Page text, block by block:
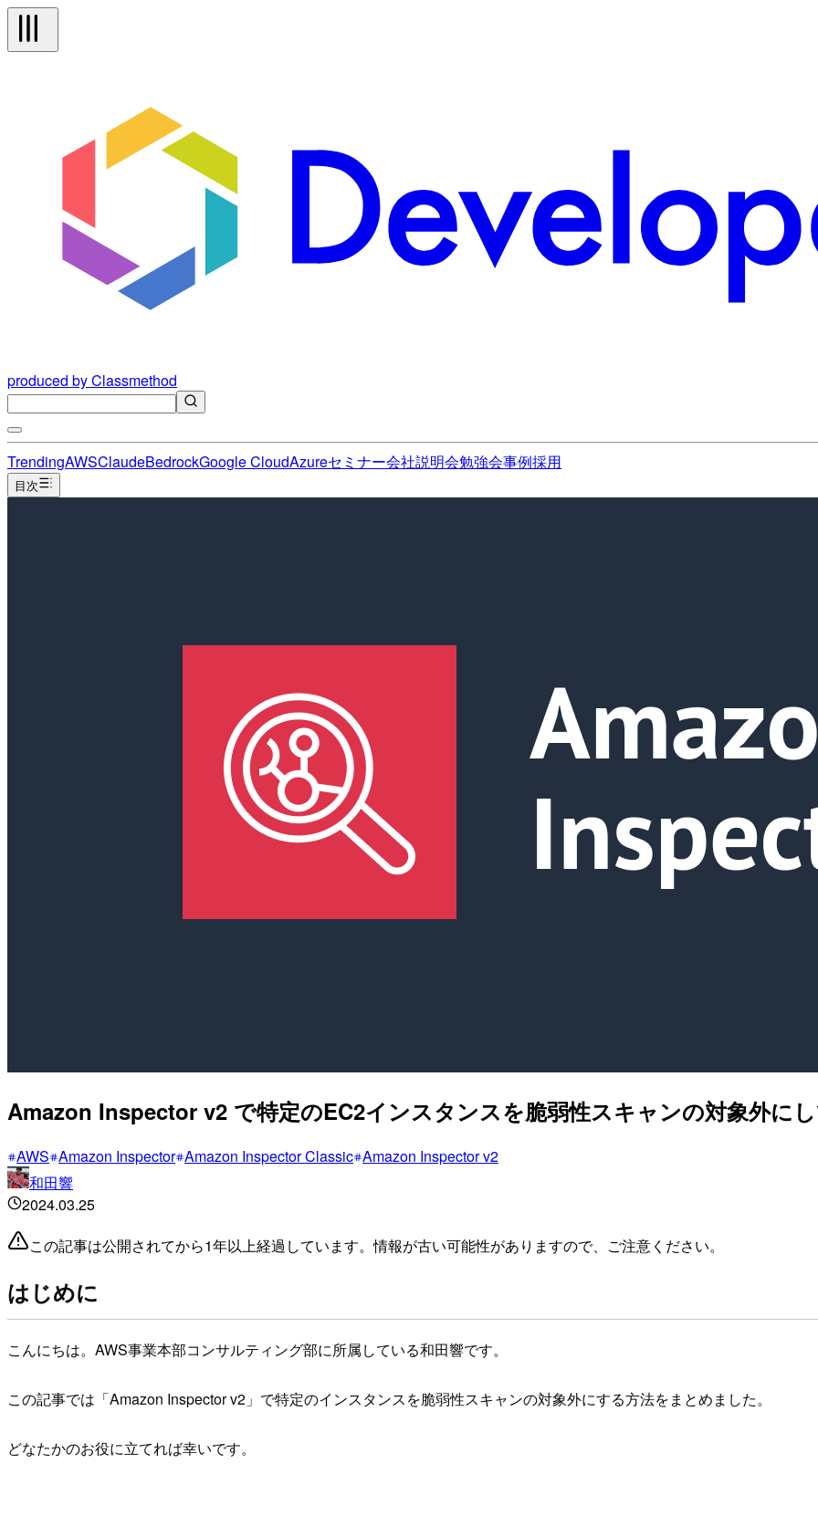
produced by Classmethod
TrendingAWSClaudeBedrockGoogle CloudAzureセミナー会社説明会勉強会事例採用
目次
Amazon Inspector v2 で特定のEC2インスタンスを脆弱性スキャンの対象外に
AWS Amazon Inspector Amazon Inspector Classic Amazon Inspector v2
和田響
2024.03.25
この記事は公開されてから1年以上経過しています。情報が古い可能性がありますので、ご注意ください。
はじめに
こんにちは。AWS事業本部コンサルティング部に所属している和田響です。
この記事では「Amazon Inspector v2」で特定のインスタンスを脆弱性スキャンの対象外にする方法をまとめました。
どなたかのお役に立てれば幸いです。